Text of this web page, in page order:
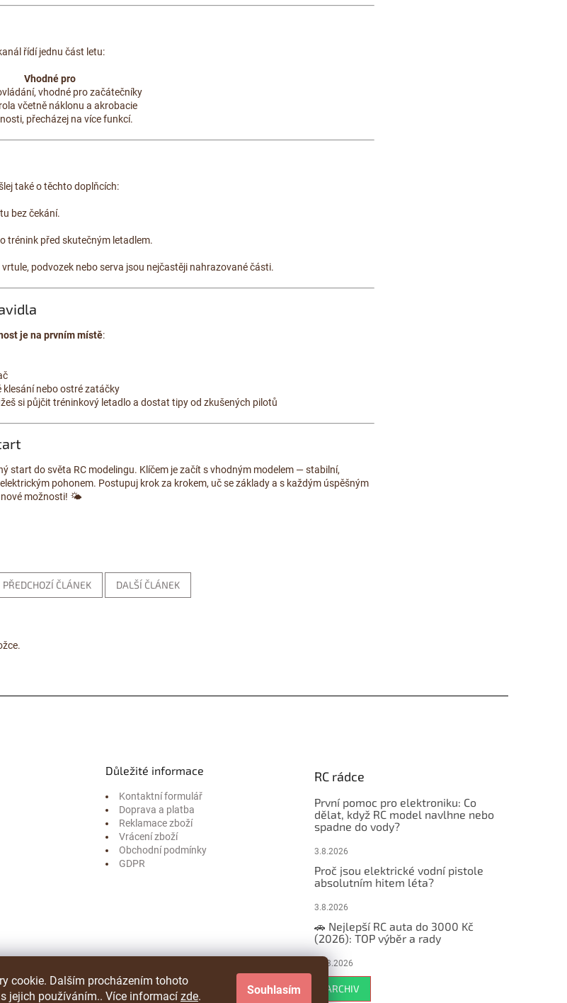
cookie. Dalším procházením tohoto
jejich používáním.. Více informací zde. Souhlasím
řídí jednu část letu:
Vhodné pro
vhodné pro začátečníky
včetně náklonu a akrobacie
přecházej na více funkcí.
také o těchto doplňcích:
bez čekání.
trénink před skutečným letadlem.
vrtule, podvozek nebo serva jsou nejčastěji nahrazované části.
je na prvním místě:
nebo ostré zatáčky
si půjčit tréninkový letadlo a dostat tipy od zkušených pilotů
start do světa RC modelingu. Klíčem je začít s vhodným modelem — stabilní,
pohonem. Postupuj krok za krokem, uč se základy a s každým úspěšným
nové možnosti! 🌤️
PŘEDCHOZÍ ČLÁNEK DALŠÍ ČLÁNEK
Důležité informace
Kontaktní formulář
Doprava a platba
Reklamace zboží
Vrácení zboží
Obchodní podmínky
GDPR
RC rádce
První pomoc pro elektroniku: Co
dělat, když RC model navlhne nebo
spadne do vody?
3.8.2026
Proč jsou elektrické vodní pistole
absolutním hitem léta?
3.8.2026
🚗 Nejlepší RC auta do 3000 Kč
(2026): TOP výběr a rady
29.3.2026
ARCHIV